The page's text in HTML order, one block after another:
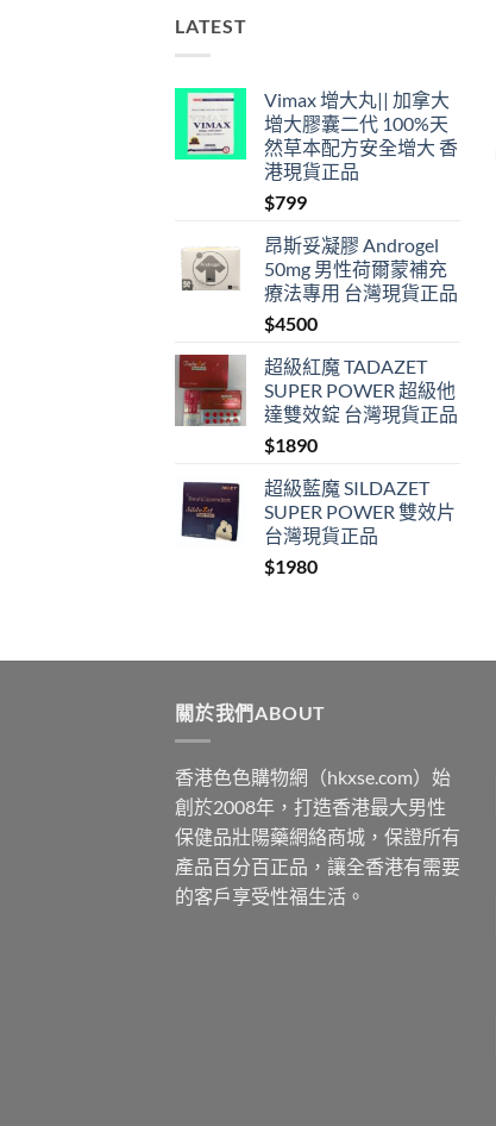
LATEST
Vimax 增大丸|| 加拿大
增大膠囊二代 100%天
然草本配方安全增大 香
港現貨正品
$799
昂斯妥凝膠 Androgel
50mg 男性荷爾蒙補充
療法專用 台灣現貨正品
$4500
超級紅魔 TADAZET
SUPER POWER 超級他
達雙效錠 台灣現貨正品
$1890
超級藍魔 SILDAZET
SUPER POWER 雙效片
台灣現貨正品
$1980
關於我們ABOUT
香港色色購物網（hkxse.com）始
創於2008年，打造香港最大男性
保健品壯陽藥網絡商城，保證所有
產品百分百正品，讓全香港有需要
的客戶享受性福生活。